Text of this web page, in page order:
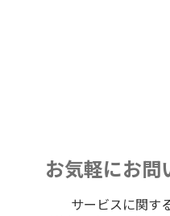
お気軽にお問
サービスに関す